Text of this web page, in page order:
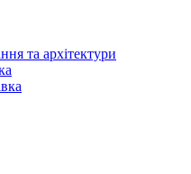
та архітектури